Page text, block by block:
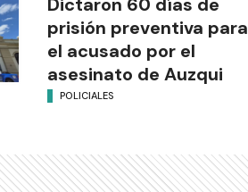
prisión preventiva para
el acusado por el
asesinato de Auzqui
POLICIALES